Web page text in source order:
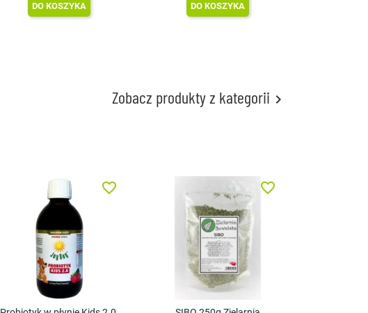
DO KOSZYKA DO KOSZYKA
Zobacz produkty z kategorii 
favorite_border favorite_border